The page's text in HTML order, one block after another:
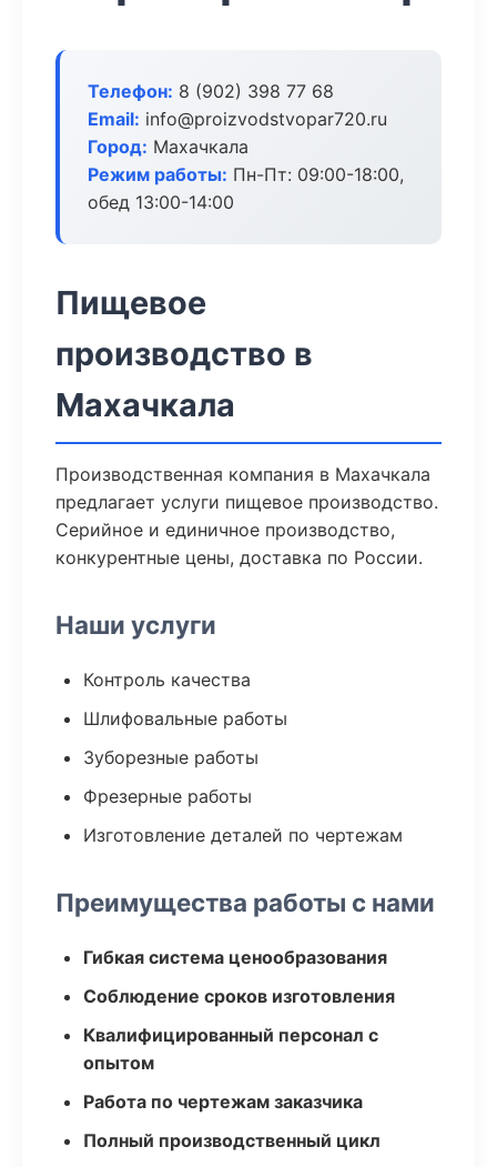
Телефон: 8 (902) 398 77 68
Email: info@proizvodstvopar720.ru
Город: Махачкала
Режим работы: Пн-Пт: 09:00-18:00,
обед 13:00-14:00
Пищевое
производство в
Махачкала
Производственная компания в Махачкала
предлагает услуги пищевое производство.
Серийное и единичное производство,
конкурентные цены, доставка по России.
Наши услуги
Контроль качества
Шлифовальные работы
Зуборезные работы
Фрезерные работы
Изготовление деталей по чертежам
Преимущества работы с нами
Гибкая система ценообразования
Соблюдение сроков изготовления
Квалифицированный персонал с
опытом
Работа по чертежам заказчика
Полный производственный цикл